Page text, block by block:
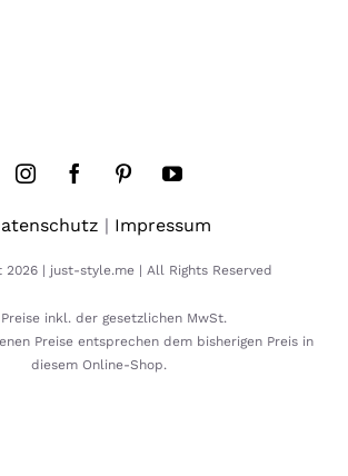
| Impressum
2026 | just-style.me | All Rights Reserved
inkl. der gesetzlichen MwSt.
Preise entsprechen dem bisherigen Preis in
diesem Online-Shop.